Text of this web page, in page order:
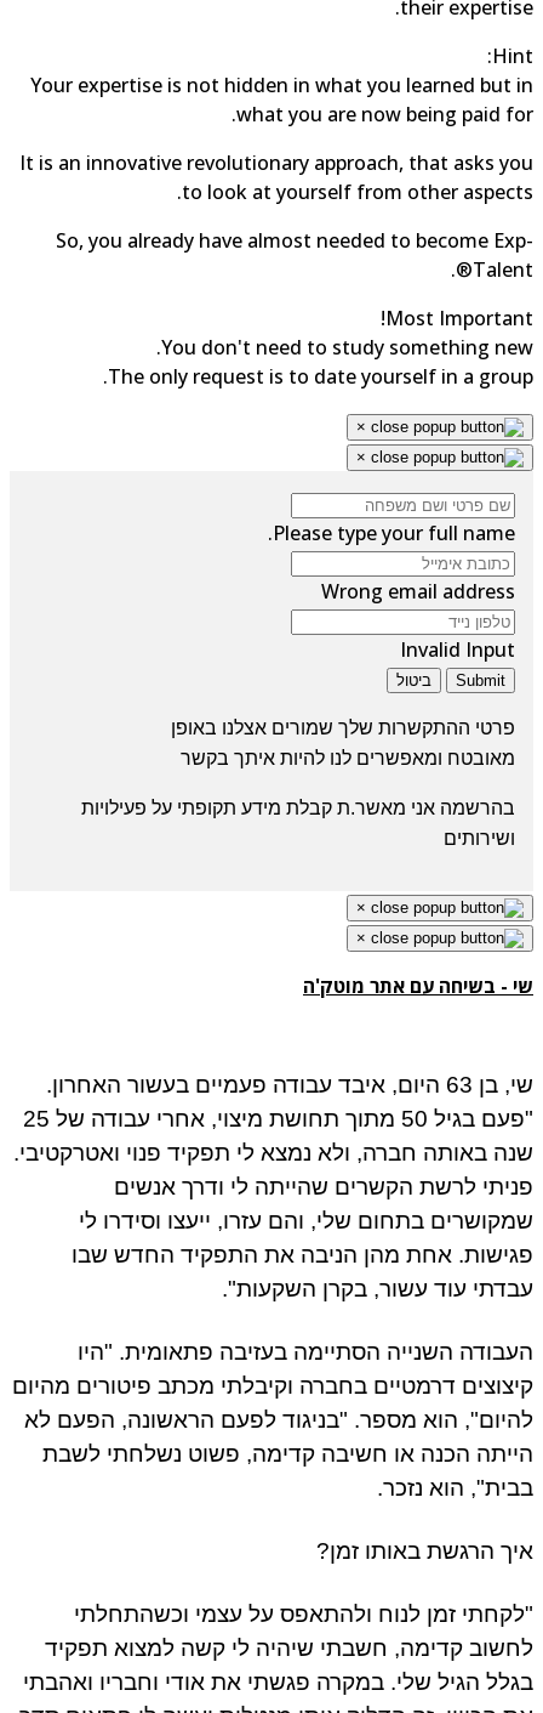
their
Your expertise is not hidden in what you learned but
what you are now being paid
It is an innovative revolutionary approach, that asks
to look at yourself from other
So, you already have almost needed to become
Most
You don't need to study something
The only request is to date yourself in a
×
×
Please type your full name.
Wrong email address
Invalid Input
Submit ביטול
פרטי ההתקשרות שלך שמורים אצלנו באופן
מאובטחומאפשרים לנו להיות איתך בקשר
בהרשמה אני מאשר.ת קבלת מידע תקופתי על פעילויות
ושירותים
×
×
- בשיחה עם אתר מוטק'ה
שי, בן 63 היום, איבד עבודה פעמיים בעשור האחרון.
"פעם בגיל 50 מתוך תחושת מיצוי, אחרי עבודה של 25
באותה חברה, ולא נמצא לי תפקיד פנוי ואטרקטיבי.
לרשת הקשרים שהייתה לי ודרך אנשים
בתחום שלי, והם עזרו, ייעצו וסידרו לי
אחת מהן הניבה את התפקיד החדש שבו
עוד עשור, בקרן השקעות".
השנייה הסתיימה בעזיבה פתאומית. "היו
דרמטיים בחברה וקיבלתי מכתב פיטורים מהיום
הוא מספר. "בניגוד לפעם הראשונה, הפעם לא
הכנה או חשיבה קדימה, פשוט נשלחתי לשבת
הוא נזכר.
הרגשת באותו זמן?
זמן לנוח ולהתאפס על עצמי וכשהתחלתי
קדימה, חשבתי שיהיה לי קשה למצוא תפקיד
הגיל שלי. במקרה פגשתי את אודי וחבריו ואהבתי